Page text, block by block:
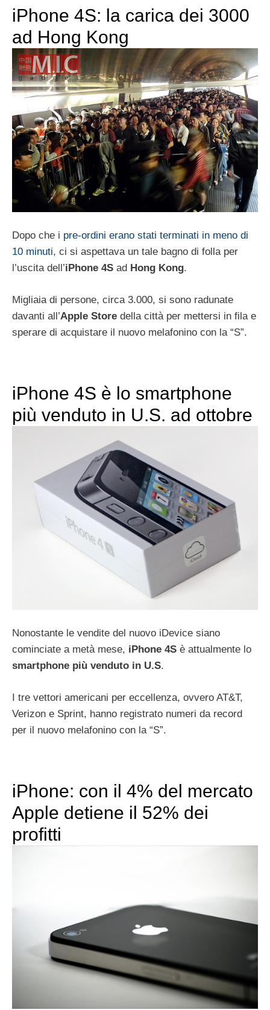
iPhone 4S: la carica dei 3000
ad Hong Kong
Dopo che i pre-ordini erano stati terminati in meno di
10 minuti, ci si aspettava un tale bagno di folla per
l’uscita dell’iPhone 4S ad Hong Kong.
Migliaia di persone, circa 3.000, si sono radunate
davanti all’Apple Store della città per mettersi in fila e
sperare di acquistare il nuovo melafonino con la “S”.
iPhone 4S è lo smartphone
più venduto in U.S. ad ottobre
Nonostante le vendite del nuovo iDevice siano
cominciate a metà mese, iPhone 4S è attualmente lo
smartphone più venduto in U.S.
I tre vettori americani per eccellenza, ovvero AT&T,
Verizon e Sprint, hanno registrato numeri da record
per il nuovo melafonino con la “S”.
iPhone: con il 4% del mercato
Apple detiene il 52% dei
profitti